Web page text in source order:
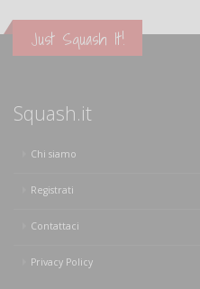
Just Squash It!
Squash.it
Chi siamo
Registrati
Contattaci
Privacy Policy